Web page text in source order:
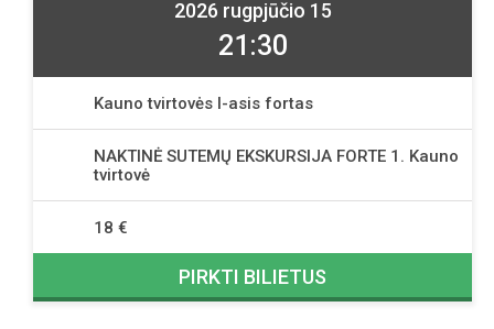
2026 rugpjūčio 15
21:30
Kauno tvirtovės I-asis fortas
NAKTINĖ SUTEMŲ EKSKURSIJA FORTE 1. Kauno
tvirtovė
18 €
PIRKTI BILIETUS